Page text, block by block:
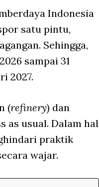
Indonesia
satu pintu,
Sehingga,
sampai 31
2027.
(refinery) dan
as usual. Dalam hal
praktik
wajar.